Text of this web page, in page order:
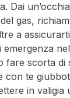
Dai
gas,
a
fare scorta di
con te
in valigia